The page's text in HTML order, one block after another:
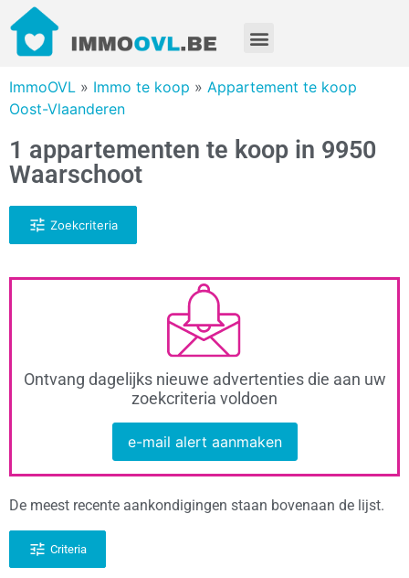
ImmoOVL » Immo te koop » Appartement te koop
Oost-Vlaanderen
1 appartementen te koop in 9950
Waarschoot
Zoekcriteria
Ontvang dagelijks nieuwe advertenties die aan uw
zoekcriteria voldoen
e-mail alert aanmaken
De meest recente aankondigingen staan bovenaan de lijst.
Criteria